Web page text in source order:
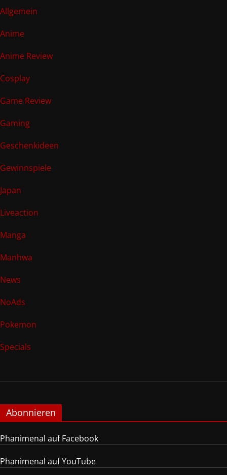
Allgemein
Anime
Anime Review
Cosplay
Game Review
Gaming
Geschenkideen
Gewinnspiele
Japan
Liveaction
Manga
Manhwa
News
NoAds
Pokemon
Specials
Abonnieren
Phanimenal auf Facebook
Phanimenal auf YouTube